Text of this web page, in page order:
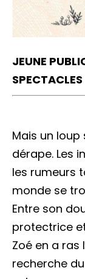
JEUNE
Mais un loup
dérape. Les
les rumeurs
monde se
Entre son
protectrice
Zoé en a ras
recherche